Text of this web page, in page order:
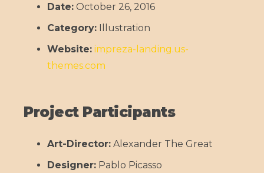
Date: October 26, 2016
Category: Illustration
Website: impreza-landing.us-
themes.com
Project Participants
Art-Director: Alexander The Great
Designer: Pablo Picasso